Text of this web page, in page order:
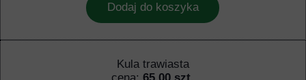
Dodaj do koszyka
Kula trawiasta